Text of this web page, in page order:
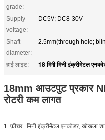
grade:
Supply
voltage:
DC5V; DC8-30V
Shaft
diameter:
2.5mm(through hole;
हाई लाइट: 18 मिमी मिनी इंक्रीमेंटल
18mm आउटपुट प्रकार
रोटरी कम लागत
1. फ़ीचर: मिनी इंक्रीमेंटल एनकोडर, खोखला